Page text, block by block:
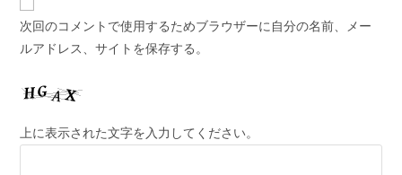
次回のコメントで使用するためブラウザーに自分の名前、メー
ルアドレス、サイトを保存する。
上に表示された文字を入力してください。